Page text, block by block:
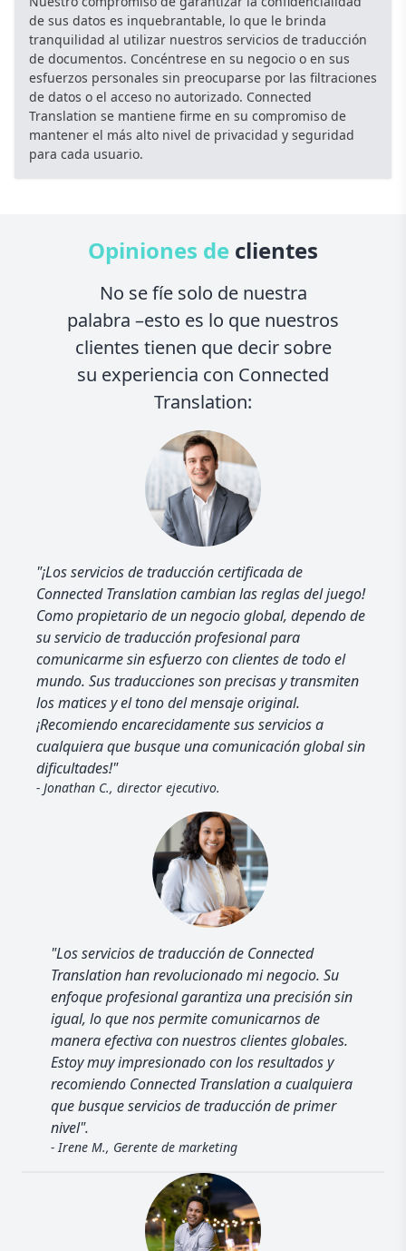
de sus datos es inquebrantable, lo que le brinda
tranquilidad al utilizar nuestros servicios de traducción
de documentos. Concéntrese en su negocio o en sus
esfuerzos personales sin preocuparse por las filtraciones
de datos o el acceso no autorizado. Connected
Translation se mantiene firme en su compromiso de
mantener el más alto nivel de privacidad y seguridad
para cada usuario.
Opiniones de clientes
No se fíe solo de nuestra
palabra –esto es lo que nuestros
clientes tienen que decir sobre
su experiencia con Connected
Translation:
"¡Los servicios de traducción certificada de
Connected Translation cambian las reglas del juego!
Como propietario de un negocio global, dependo de
su servicio de traducción profesional para
comunicarme sin esfuerzo con clientes de todo el
mundo. Sus traducciones son precisas y transmiten
los matices y el tono del mensaje original.
¡Recomiendo encarecidamente sus servicios a
cualquiera que busque una comunicación global sin
dificultades!"
- Jonathan C., director ejecutivo.
"Los servicios de traducción de Connected
Translation han revolucionado mi negocio. Su
enfoque profesional garantiza una precisión sin
igual, lo que nos permite comunicarnos de
manera efectiva con nuestros clientes globales.
Estoy muy impresionado con los resultados y
recomiendo Connected Translation a cualquiera
que busque servicios de traducción de primer
nivel".
- Irene M., Gerente de marketing